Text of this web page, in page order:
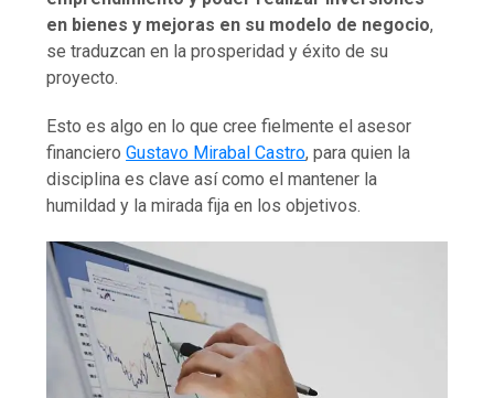
en bienes y mejoras en su modelo de negocio,
se traduzcan en la prosperidad y éxito de su
proyecto.
Esto es algo en lo que cree fielmente el asesor
financieroGustavo Mirabal Castro, para quien la
disciplina es clave así como el mantener la
humildad y la mirada fija en los objetivos.